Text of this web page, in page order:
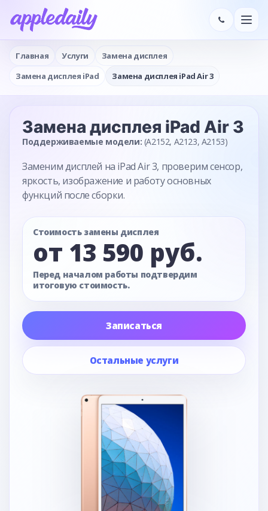
Главная Услуги
Замена дисплея
Замена дисплея iPad
Замена дисплея iPad Air 3
Замена дисплея iPad Air 3
Поддерживаемые модели: (A2152, A2123, A2153)
Заменим дисплей на iPad Air 3, проверим сенсор,
яркость, изображение и работу основных
функций после сборки.
Стоимость замены дисплея
от 13 590 руб.
Перед началом работы подтвердим
итоговую стоимость.
Записаться
Остальные услуги